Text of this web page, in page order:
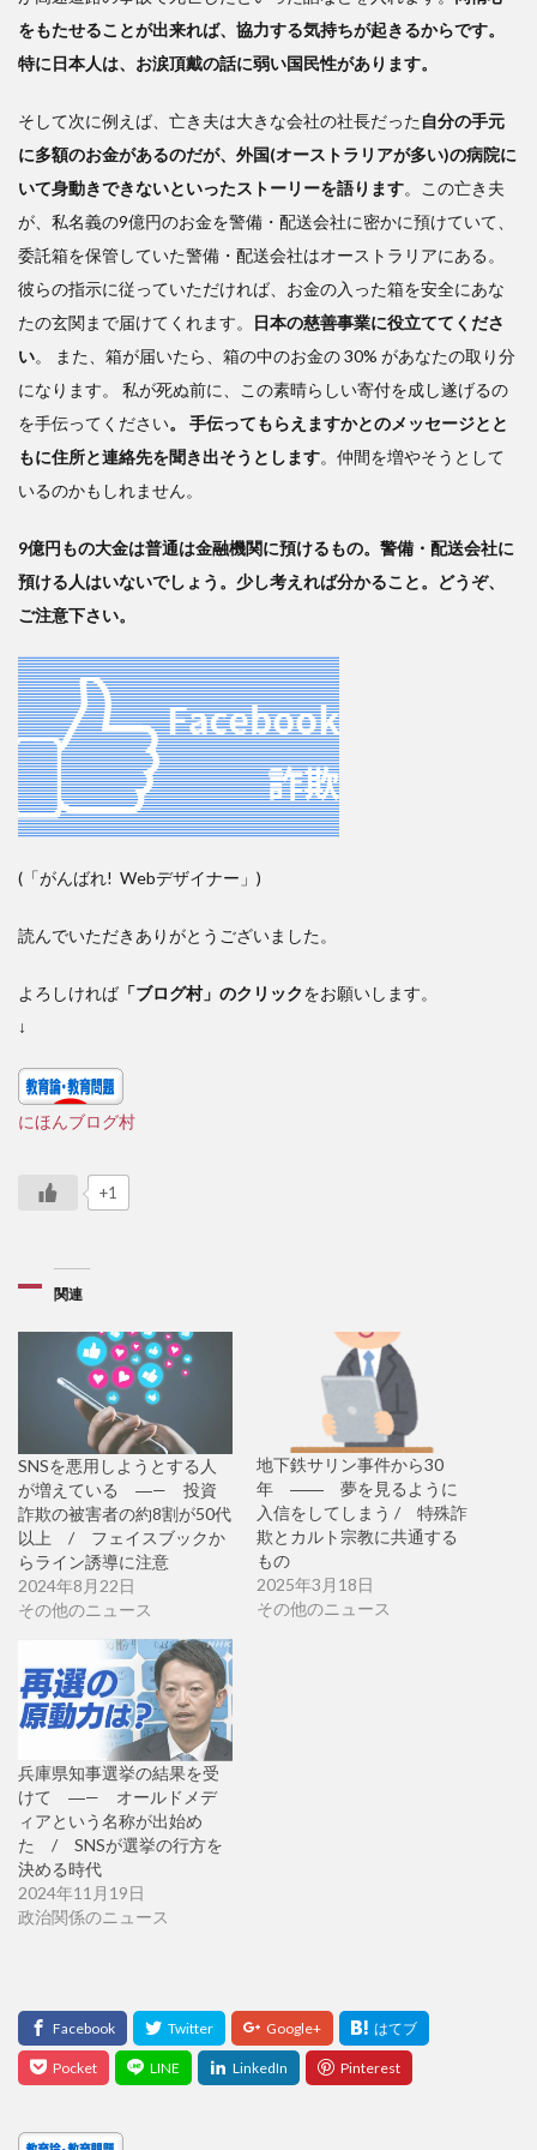
をもたせることが出来れば、協力する気持ちが起きるからです。
特に日本人は、お涙頂戴の話に弱い国民性があります。
そして次に例えば、亡き夫は大きな会社の社長だった自分の手元
に多額のお金があるのだが、外国(オーストラリアが多い)の病院に
いて身動きできないといったストーリーを語ります。この亡き夫
が、私名義の9億円のお金を警備・配送会社に密かに預けていて、
委託箱を保管していた警備・配送会社はオーストラリアにある。
彼らの指示に従っていただければ、お金の入った箱を安全にあな
たの玄関まで届けてくれます。
日本の慈善事業に役立ててくださ
い。 また、箱が届いたら、箱の中のお金の 30% があなたの取り分
になります。 私が死ぬ前に、この素​​晴らしい寄付を成し遂げるの
を手伝ってください。
手伝ってもらえますかとのメッセージとと
もに住所と連絡先を聞き出そうとします。仲間を増やそうとして
いるのかもしれません。
9億円もの大金は普通は金融機関に預けるもの。 警備・配送会社に
預ける人はいないでしょう。少し考えれば分かること。
どうぞ、
ご注意下さい。
(「がんばれ! Webデザイナー」)
読んでいただきありがとうございました。
よろしければ 「ブログ村」のクリックをお願いします。
↓
にほんブログ村
+1
関連
SNSを悪用しようとする人
が増えている ―— 投資
詐欺の被害者の約8割が50代
以上 / フェイスブックか
らライン誘導に注意
2024年8月22日
その他のニュース
地下鉄サリン事件から30
年 ―― 夢を見るように
入信をしてしまう / 特殊詐
欺とカルト宗教に共通する
もの
2025年3月18日
その他のニュース
兵庫県知事選挙の結果を受
けて ―— オールドメデ
ィアという名称が出始め
た / SNSが選挙の行方を
決める時代
2024年11月19日
政治関係のニュース